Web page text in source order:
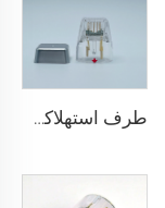
طرف استهلاكي قطب ثنائي لجهاز سكارليت S للميكرونيدلينغ بالرف، 25 دبوسًا